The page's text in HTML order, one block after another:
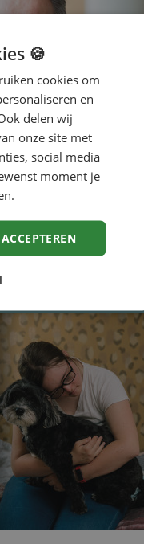
bij de Bevelanden
🍪
cookies om
en
delen wij
onze site met
social media
moment je